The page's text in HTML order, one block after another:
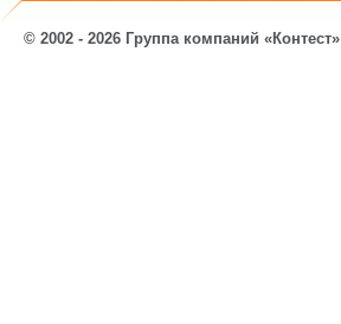
© 2002 - 2026 Группа компаний «Контест»